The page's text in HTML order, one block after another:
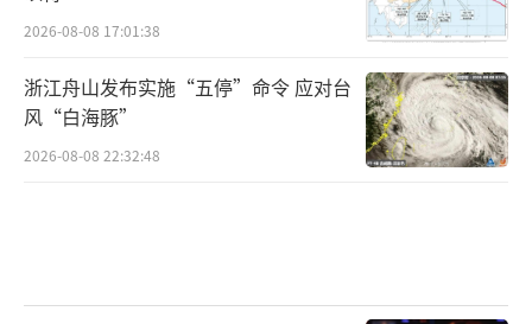
2026-08-08 17:01:38
浙江舟山发布实施“五停”命令 应对台
风“白海豚”
2026-08-08 22:32:48